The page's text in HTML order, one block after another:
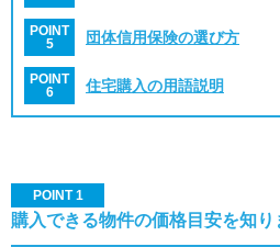
POINT
5
団体信用保険の選び方
POINT
6
住宅購入の用語説明
POINT 1
購入できる物件の価格目安を知り